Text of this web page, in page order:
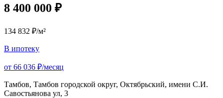
8 400 000 ₽
134 832 ₽/м²
В ипотеку
от 66 036 ₽/месяц
Тамбов, Тамбов городской округ, Октябрьский, имени С.И.
Савостьянова ул, 3